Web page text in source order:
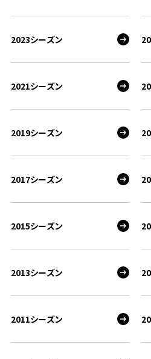
2023シーズン
2021シーズン
2019シーズン
2017シーズン
2015シーズン
2013シーズン
2011シーズン